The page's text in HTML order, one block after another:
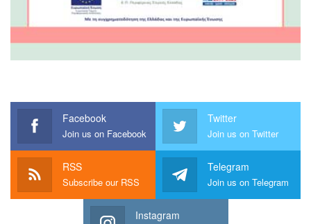
Facebook
Join us on Facebook
Twitter
Join us on Twitter
RSS
Subscribe our RSS
Telegram
Join us on Telegram
Instagram